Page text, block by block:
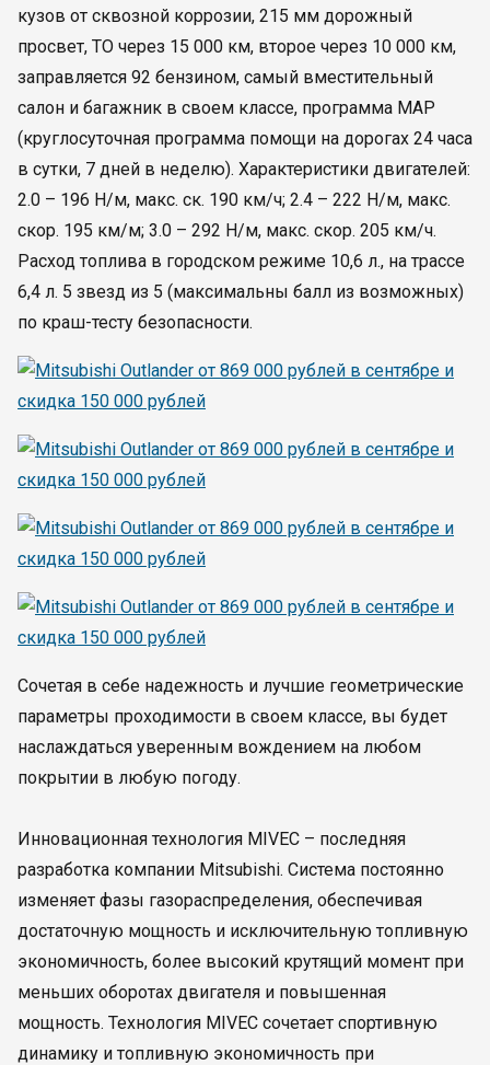
кузов от сквозной коррозии, 215 мм дорожный
просвет, ТО через 15 000 км, второе через 10 000 км,
заправляется 92 бензином, самый вместительный
салон и багажник в своем классе, программа МАP
(круглосуточная программа помощи на дорогах 24 часа
в сутки, 7 дней в неделю). Характеристики двигателей:
2.0 – 196 Н/м, макс. ск. 190 км/ч; 2.4 – 222 Н/м, макс.
скор. 195 км/м; 3.0 – 292 Н/м, макс. скор. 205 км/ч.
Расход топлива в городском режиме 10,6 л., на трассе
6,4 л. 5 звезд из 5 (максимальны балл из возможных)
по краш-тесту безопасности.
Сочетая в себе надежность и лучшие геометрические
параметры проходимости в своем классе, вы будет
наслаждаться уверенным вождением на любом
покрытии в любую погоду.
Инновационная технология MIVEC – последняя
разработка компании Mitsubishi. Система постоянно
изменяет фазы газораспределения, обеспечивая
достаточную мощность и исключительную топливную
экономичность, более высокий крутящий момент при
меньших оборотах двигателя и повышенная
мощность. Технология MIVEC сочетает спортивную
динамику и топливную экономичность при